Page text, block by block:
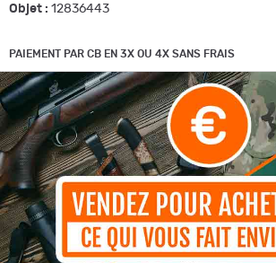
Objet : 12836443
PAIEMENT PAR CB EN 3X OU 4X SANS FRAIS